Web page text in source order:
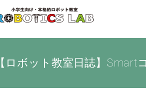
【ロボット教室日誌】Smart